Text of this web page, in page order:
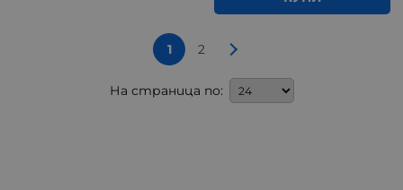
1 2
На страница по: